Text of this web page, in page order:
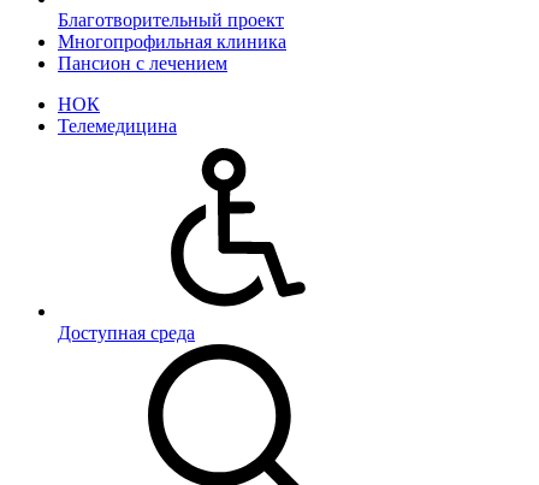
Благотворительный проект
Многопрофильная клиника
Пансион с лечением
НОК
Телемедицина
Доступная среда